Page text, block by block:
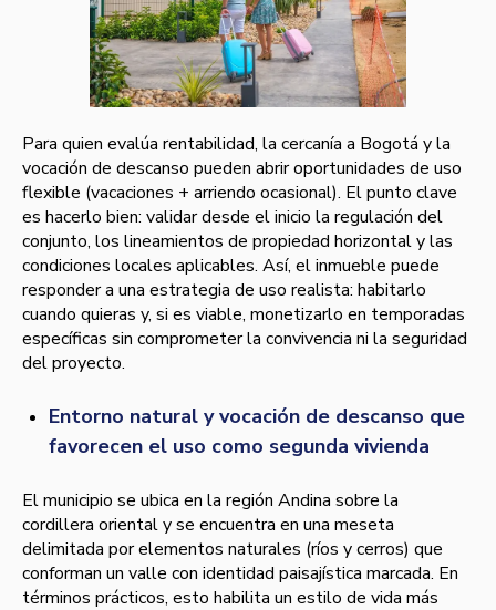
Para quien evalúa rentabilidad, la cercanía a Bogotá y la
vocación de descanso pueden abrir oportunidades de uso
flexible (vacaciones + arriendo ocasional). El punto clave
es hacerlo bien: validar desde el inicio la regulación del
conjunto, los lineamientos de propiedad horizontal y las
condiciones locales aplicables. Así, el inmueble puede
responder a una estrategia de uso realista: habitarlo
cuando quieras y, si es viable, monetizarlo en temporadas
específicas sin comprometer la convivencia ni la seguridad
del proyecto.
Entorno natural y vocación de descanso que
favorecen el uso como segunda vivienda
El municipio se ubica en la región Andina sobre la
cordillera oriental y se encuentra en una meseta
delimitada por elementos naturales (ríos y cerros) que
conforman un valle con identidad paisajística marcada. En
términos prácticos, esto habilita un estilo de vida más